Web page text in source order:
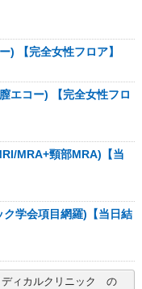
) 【完全女性フロア】
エコー) 【完全女性フロ
MRA+頸部MRA)【当
学会項目網羅)【当日結
ディカルクリニック の